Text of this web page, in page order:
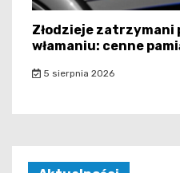
Złodzieje zatrzymani
włamaniu: cenne
5 sierpnia 2026